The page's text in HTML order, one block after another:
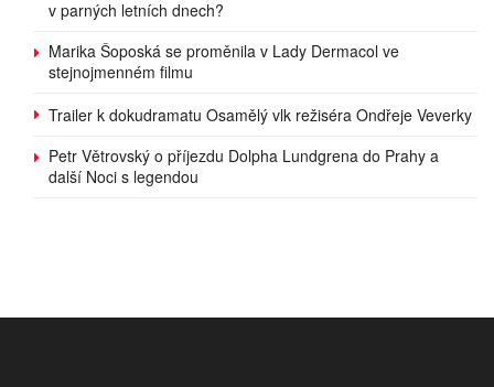
v parných letních dnech?
Marika Šoposká se proměnila v Lady Dermacol ve
stejnojmenném filmu
Trailer k dokudramatu Osamělý vlk režiséra Ondřeje Veverky
Petr Větrovský o příjezdu Dolpha Lundgrena do Prahy a
další Noci s legendou